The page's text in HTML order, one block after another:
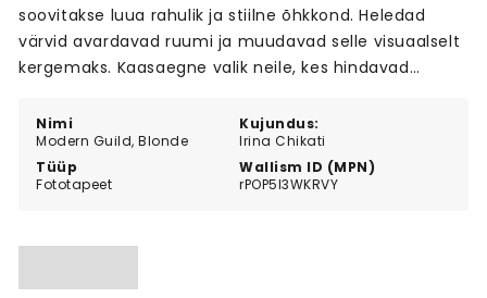
Nimi
Modern Guild, Blonde
Kujundus:
Irina Chikati
Tüüp
Fototapeet
Wallism ID (MPN)
rPOP5l3WKRVY
soovitakse luua rahulik ja stiilne õhkkond. Heledad
värvid avardavad ruumi ja muudavad selle visuaalselt
kergemaks. Kaasaegne valik neile, kes hindavad